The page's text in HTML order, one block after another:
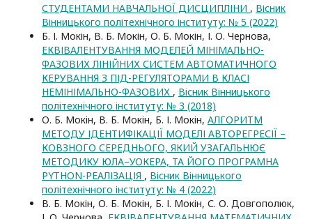
СТУДЕНТАМИ НАВЧАЛЬНОЇ ДИСЦИПЛІНИ , Вісник
Вінницького політехнічного інституту: № 5 (2022)
Б. І. Мокін, В. Б. Мокін, О. Б. Мокін, І. О. Чернова,
ЕКВІВАЛЕНТУВАННЯ МОДЕЛЕЙ МІНІМАЛЬНО-
ФАЗОВИХ ЛІНІЙНИХ СИСТЕМ АВТОМАТИЧНОГО
КЕРУВАННЯ З ПІД-РЕГУЛЯТОРАМИ В КЛАСІ
НЕМІНІМАЛЬНО-ФАЗОВИХ , Вісник Вінницького
політехнічного інституту: № 3 (2018)
О. Б. Мокін, В. Б. Мокін, Б. І. Мокін, АЛГОРИТМ
МЕТОДУ ІДЕНТИФІКАЦІЇ МОДЕЛІ АВТОРЕГРЕСІЇ –
КОВЗНОГО СЕРЕДНЬОГО, ЯКИЙ УЗАГАЛЬНЮЄ
МЕТОДИКУ ЮЛА–УОКЕРА, ТА ЙОГО ПРОГРАМНА
PYTHON-РЕАЛІЗАЦІЯ , Вісник Вінницького
політехнічного інституту: № 4 (2022)
В. Б. Мокін, О. Б. Мокін, Б. І. Мокін, С. О. Довгополюк,